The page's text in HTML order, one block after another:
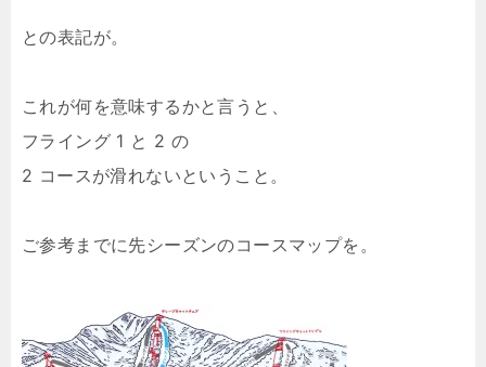
との表記が。
これが何を意味するかと言うと、
フライング 1 と 2 の
2 コースが滑れないということ。
ご参考までに先シーズンのコースマップを。